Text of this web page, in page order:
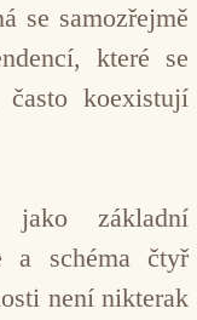
se samozřejmě
které se
koexistují
jako základní
a schéma čtyř
není nikterak